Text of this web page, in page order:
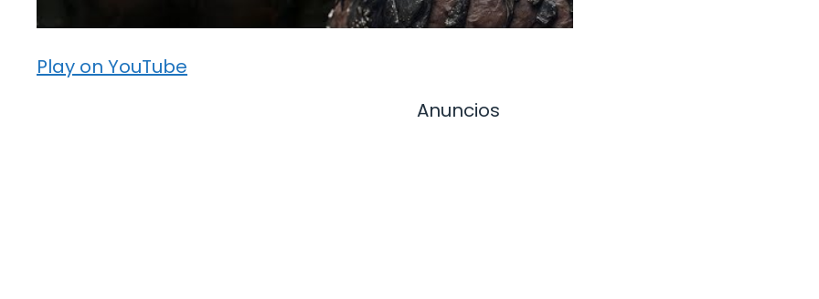
Play on YouTube
Anuncios